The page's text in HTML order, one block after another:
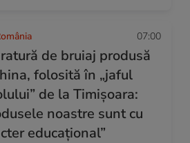
07:00
de bruiaj produsă
folosită în „jaful
de la Timișoara:
noastre sunt cu
educațional”